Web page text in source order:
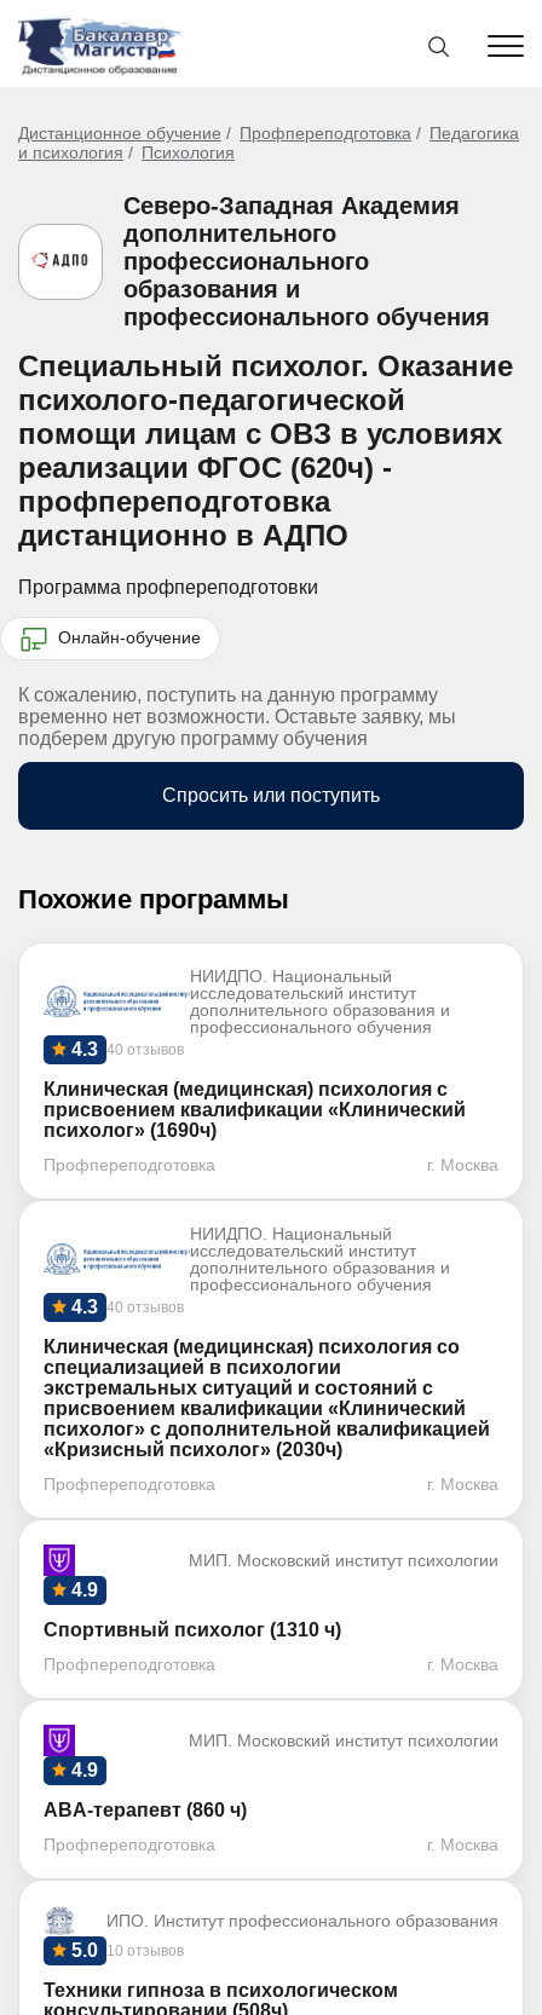
Дистанционное обучение Профпереподготовка
Педагогика
и психология
Психология
Северо-Западная Академия
дополнительного
профессионального
образования и
профессионального обучения
Специальный психолог. Оказание
психолого-педагогической
помощи лицам с ОВЗ в условиях
реализации ФГОС (620ч) -
профпереподготовка
дистанционно в АДПО
Программа профпереподготовки
Онлайн-обучение
К сожалению, поступить на данную программу
временно нет возможности. Оставьте заявку, мы
подберем другую программу обучения
Спросить или поступить
Похожие программы
НИИДПО. Национальный
исследовательский институт
дополнительного образования и
профессионального обучения
40 отзывов
4.3
Клиническая (медицинская) психология с
присвоением квалификации «Клинический
психолог» (1690ч)
Профпереподготовка г. Москва
НИИДПО. Национальный
исследовательский институт
дополнительного образования и
профессионального обучения
40 отзывов
4.3
Клиническая (медицинская) психология со
специализацией в психологии
экстремальных ситуаций и состояний с
присвоением квалификации «Клинический
психолог» с дополнительной квалификацией
«Кризисный психолог» (2030ч)
Профпереподготовка г. Москва
МИП. Московский институт психологии
4.9
Спортивный психолог (1310 ч)
Профпереподготовка г. Москва
МИП. Московский институт психологии
4.9
ABA-терапевт (860 ч)
Профпереподготовка г. Москва
ИПО. Институт профессионального образования
10 отзывов
5.0
Техники гипноза в психологическом
консультировании (508ч)